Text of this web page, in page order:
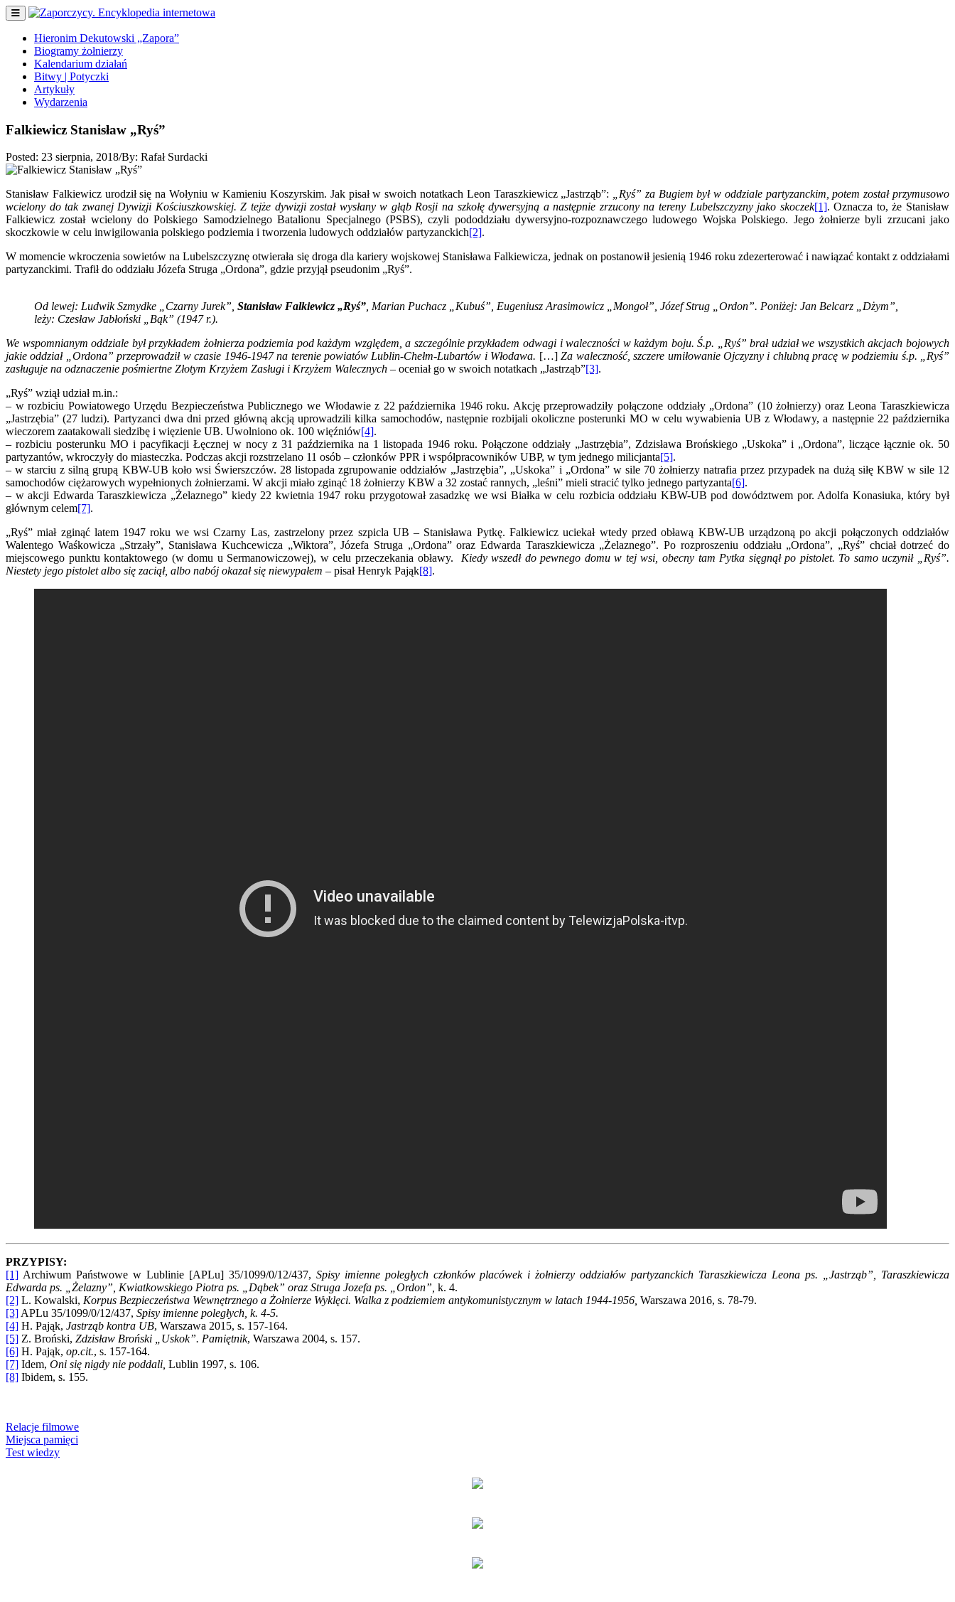
Hieronim Dekutowski „Zapora”
Biogramy żołnierzy
Kalendarium działań
Bitwy | Potyczki
Artykuły
Wydarzenia
Falkiewicz Stanisław „Ryś”
Posted: 23 sierpnia, 2018/By: Rafał Surdacki
Stanisław Falkiewicz urodził się na Wołyniu w Kamieniu Koszyrskim. Jak pisał w swoich notatkach Leon Taraszkiewicz „Jastrząb”: „Ryś” za Bugiem był w oddziale partyzanckim, potem został przymusowo
wcielony do tak zwanej Dywizji Kościuszkowskiej. Z tejże dywizji został wysłany w głąb Rosji na szkołę dywersyjną a następnie zrzucony na tereny Lubelszczyzny jako skoczek[1]. Oznacza to, że Stanisław
Falkiewicz został wcielony do Polskiego Samodzielnego Batalionu Specjalnego (PSBS), czyli pododdziału dywersyjno-rozpoznawczego ludowego Wojska Polskiego. Jego żołnierze byli zrzucani jako
skoczkowie w celu inwigilowania polskiego podziemia i tworzenia ludowych oddziałów partyzanckich[2].
W momencie wkroczenia sowietów na Lubelszczyznę otwierała się droga dla kariery wojskowej Stanisława Falkiewicza, jednak on postanowił jesienią 1946 roku zdezerterować i nawiązać kontakt z oddziałami
partyzanckimi. Trafił do oddziału Józefa Struga „Ordona”, gdzie przyjął pseudonim „Ryś”.
Od lewej: Ludwik Szmydke „Czarny Jurek”, Stanisław Falkiewicz „Ryś”, Marian Puchacz „Kubuś”, Eugeniusz Arasimowicz „Mongoł”, Józef Strug „Ordon”. Poniżej: Jan Belcarz „Dżym”,
leży: Czesław Jabłoński „Bąk” (1947 r.).
We wspomnianym oddziale był przykładem żołnierza podziemia pod każdym względem, a szczególnie przykładem odwagi i waleczności w każdym boju. Ś.p. „Ryś” brał udział we wszystkich akcjach bojowych
jakie oddział „Ordona” przeprowadził w czasie 1946-1947 na terenie powiatów Lublin-Chełm-Lubartów i Włodawa. […]Za waleczność, szczere umiłowanie Ojczyzny i chlubną pracę w podziemiu ś.p. „Ryś”
zasługuje na odznaczenie pośmiertne Złotym Krzyżem Zasługi i Krzyżem Walecznych – oceniał go w swoich notatkach „Jastrząb”[3].
„Ryś” wziął udział m.in.:
– w rozbiciu Powiatowego Urzędu Bezpieczeństwa Publicznego we Włodawie z 22 października 1946 roku. Akcję przeprowadziły połączone oddziały „Ordona” (10 żołnierzy) oraz Leona Taraszkiewicza
„Jastrzębia” (27 ludzi). Partyzanci dwa dni przed główną akcją uprowadzili kilka samochodów, następnie rozbijali okoliczne posterunki MO w celu wywabienia UB z Włodawy, a następnie 22 października
wieczorem zaatakowali siedzibę i więzienie UB. Uwolniono ok. 100 więźniów[4].
– rozbiciu posterunku MO i pacyfikacji Łęcznej w nocy z 31 października na 1 listopada 1946 roku. Połączone oddziały „Jastrzębia”, Zdzisława Brońskiego „Uskoka” i „Ordona”, liczące łącznie ok. 50
partyzantów, wkroczyły do miasteczka. Podczas akcji rozstrzelano 11 osób – członków PPR i współpracowników UBP, w tym jednego milicjanta[5].
– w starciu z silną grupą KBW-UB koło wsi Świerszczów. 28 listopada zgrupowanie oddziałów „Jastrzębia”, „Uskoka” i „Ordona” w sile 70 żołnierzy natrafia przez przypadek na dużą siłę KBW w sile 12
samochodów ciężarowych wypełnionych żołnierzami. W akcji miało zginąć 18 żołnierzy KBW a 32 zostać rannych, „leśni” mieli stracić tylko jednego partyzanta[6].
– w akcji Edwarda Taraszkiewicza „Żelaznego” kiedy 22 kwietnia 1947 roku przygotował zasadzkę we wsi Białka w celu rozbicia oddziału KBW-UB pod dowództwem por. Adolfa Konasiuka, który był
głównym celem[7].
„Ryś” miał zginąć latem 1947 roku we wsi Czarny Las, zastrzelony przez szpicla UB – Stanisława Pytkę. Falkiewicz uciekał wtedy przed obławą KBW-UB urządzoną po akcji połączonych oddziałów
Walentego Waśkowicza „Strzały”, Stanisława Kuchcewicza „Wiktora”, Józefa Struga „Ordona” oraz Edwarda Taraszkiewicza „Żelaznego”. Po rozproszeniu oddziału „Ordona”, „Ryś” chciał dotrzeć do
miejscowego punktu kontaktowego (w domu u Sermanowiczowej), w celu przeczekania obławy. Kiedy wszedł do pewnego domu w tej wsi, obecny tam Pytka sięgnął po pistolet. To samo uczynił „Ryś”.
Niestety jego pistolet albo się zaciął, albo nabój okazał się niewypałem – pisał Henryk Pająk[8].
PRZYPISY:
[1] Archiwum Państwowe w Lublinie [APLu] 35/1099/0/12/437, Spisy imienne poległych członków placówek i żołnierzy oddziałów partyzanckich Taraszkiewicza Leona ps. „Jastrząb”, Taraszkiewicza
Edwarda ps. „Żelazny”, Kwiatkowskiego Piotra ps. „Dąbek” oraz Struga Jozefa ps. „Ordon”, k. 4.
[2] L. Kowalski, Korpus Bezpieczeństwa Wewnętrznego a Żołnierze Wyklęci. Walka z podziemiem antykomunistycznym w latach 1944-1956, Warszawa 2016, s. 78-79.
[3]APLu 35/1099/0/12/437, Spisy imienne poległych, k. 4-5.
[4] H. Pająk, Jastrząb kontra UB, Warszawa 2015, s. 157-164.
[5] Z. Broński, Zdzisław Broński „Uskok”. Pamiętnik, Warszawa 2004, s. 157.
[6] H. Pająk, op.cit., s. 157-164.
[7] Idem, Oni się nigdy nie poddali, Lublin 1997, s. 106.
[8] Ibidem, s. 155.
Relacje filmowe
Miejsca pamięci
Test wiedzy